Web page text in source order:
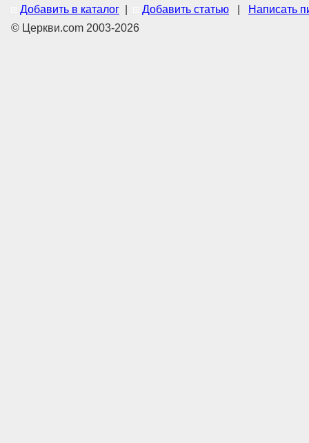
Добавить в каталог Добавить статью
Написать
© Церкви.com 2003-2026